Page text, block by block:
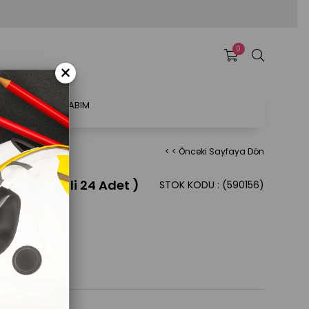
0
HESABIM
< < Önceki Sayfaya Dön
Sarı (1 Koli 24 Adet ) (590156)
STOK KODU
×